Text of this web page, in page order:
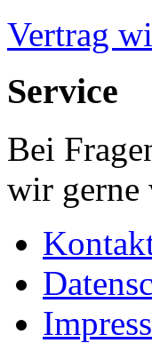
Vertrag
Service
Bei
wir gerne